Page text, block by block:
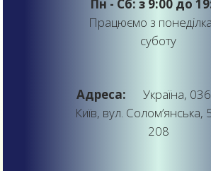
Пн - Сб: з 9:00 до
Працюємо з
суботу
Адреса:
Україна,
Київ, вул. Солом’янська,
208